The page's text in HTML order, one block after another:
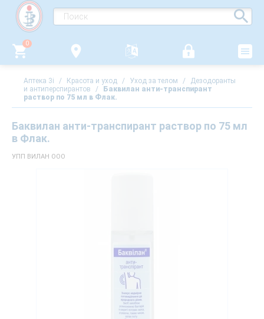
0
Аптека 3i / Красота и уход / Уход за телом /
Дезодоранты
и антиперспирантов
/
Баквилан анти-транспирант
раствор по 75 мл в Флак.
Баквилан анти-транспирант раствор по 75 мл
в Флак.
УПП ВИЛАН ООО